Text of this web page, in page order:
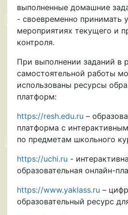
выполненные домашние
- своевременно принимать
мероприятиях текущего и
контроля.
При выполнении заданий в
самостоятельной работы
использованы ресурсы
платформ:
https://resh.edu.ru –
платформа с
по предметам школьного
https://uchi.ru -
образовательная онлайн-
https://www.yaklass.ru –
образовательный ресурс